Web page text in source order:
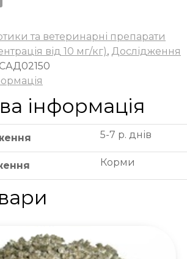
та ветеринарні препарати
від 10 мг/кг), Дослідження
САД02150
інформація
5-7 р. днів
Корми